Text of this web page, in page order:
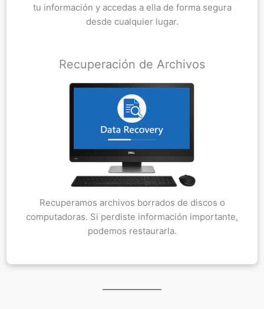
tu información y accedas a ella de forma segura
desde cualquier lugar.
Recuperación de Archivos
Recuperamos archivos borrados de discos o
computadoras. Si perdiste información importante,
podemos restaurarla.